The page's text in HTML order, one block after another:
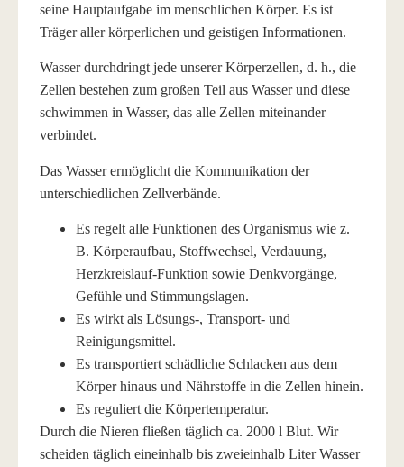
seine Hauptaufgabe im menschlichen Körper. Es ist
Träger aller körperlichen und geistigen Informationen.
Wasser durchdringt jede unserer Körperzellen, d. h., die
Zellen bestehen zum großen Teil aus Wasser und diese
schwimmen in Wasser, das alle Zellen miteinander
verbindet.
Das Wasser ermöglicht die Kommunikation der
unterschiedlichen Zellverbände.
Es regelt alle Funktionen des Organismus wie z.
B. Körperaufbau, Stoffwechsel, Verdauung,
Herzkreislauf-Funktion sowie Denkvorgänge,
Gefühle und Stimmungslagen.
Es wirkt als Lösungs-, Transport- und
Reinigungsmittel.
Es transportiert schädliche Schlacken aus dem
Körper hinaus und Nährstoffe in die Zellen hinein.
Es reguliert die Körpertemperatur.
Durch die Nieren fließen täglich ca. 2000 l Blut. Wir
scheiden täglich eineinhalb bis zweieinhalb Liter Wasser